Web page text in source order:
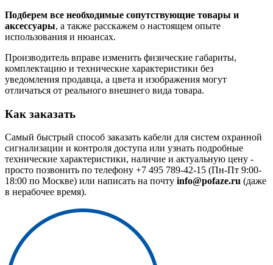
Подберем все необходимые сопутствующие товары и
аксессуары, а также расскажем о настоящем опыте
использования и нюансах.
Производитель вправе изменить физические габариты,
комплектацию и технические характеристики без
уведомления продавца, а цвета и изображения могут
отличаться от реального внешнего вида товара.
Как заказать
Самый быстрый способ заказать кабели для систем охранной
сигнализации и контроля доступа или узнать подробные
технические характеристики, наличие и актуальную цену -
просто позвонить по телефону +7 495 789-42-15 (Пн-Пт 9:00-
18:00 по Москве) или написать на почту info@pofaze.ru (даже
в нерабочее время).